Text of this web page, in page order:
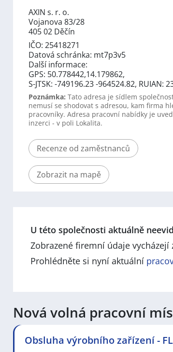
AXIN s. r. o.
Vojanova 83/28
405 02 Děčín
IČO: 25418271
Datová schránka: mt7p3v5
Další informace:
GPS: 50.778442,14.179862,
S-JTSK: -749196.23 -964524.82, RUIAN:
Poznámka: Tato adresa je sídlem
nemusí se shodovat s adresou, kam firma
pracovníky. Adresa pracovní nabídky je
inzerci - v poli Lokalita.
Recenze od zaměstnanců
Zobrazit na mapě
U této společnosti aktuálně
Zobrazené firemní údaje
Prohlédněte si nyní aktuální
Nová volná pracovní
Obsluha výrobního zařízení -